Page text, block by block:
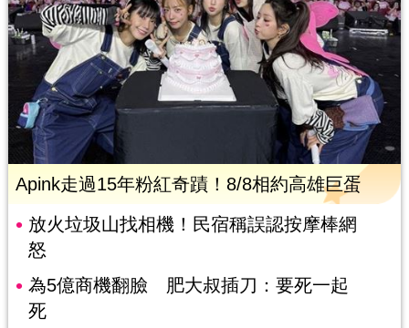
Apink走過15年粉紅奇蹟！8/8相約高雄巨蛋
放火垃圾山找相機！民宿稱誤認按摩棒網
怒
為5億商機翻臉 肥大叔插刀：要死一起
死